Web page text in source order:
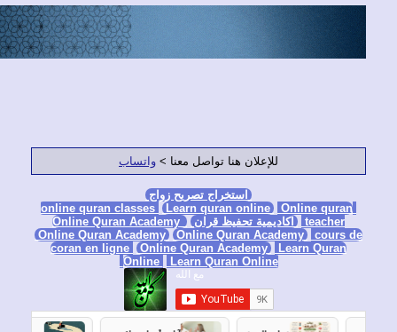
للإعلان هنا تواصل معنا >واتساب
استخراج تصريح زواج
Learn quran online Online
اكاديمية تحفيظ قران Online Quran Academy
Online Quran Academy Online Quran Academy cours
coran en ligne Online Quran Academy Learn Quran
Online Learn Quran Online